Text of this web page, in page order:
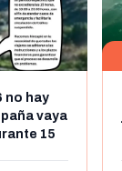
no hay
vaya
15